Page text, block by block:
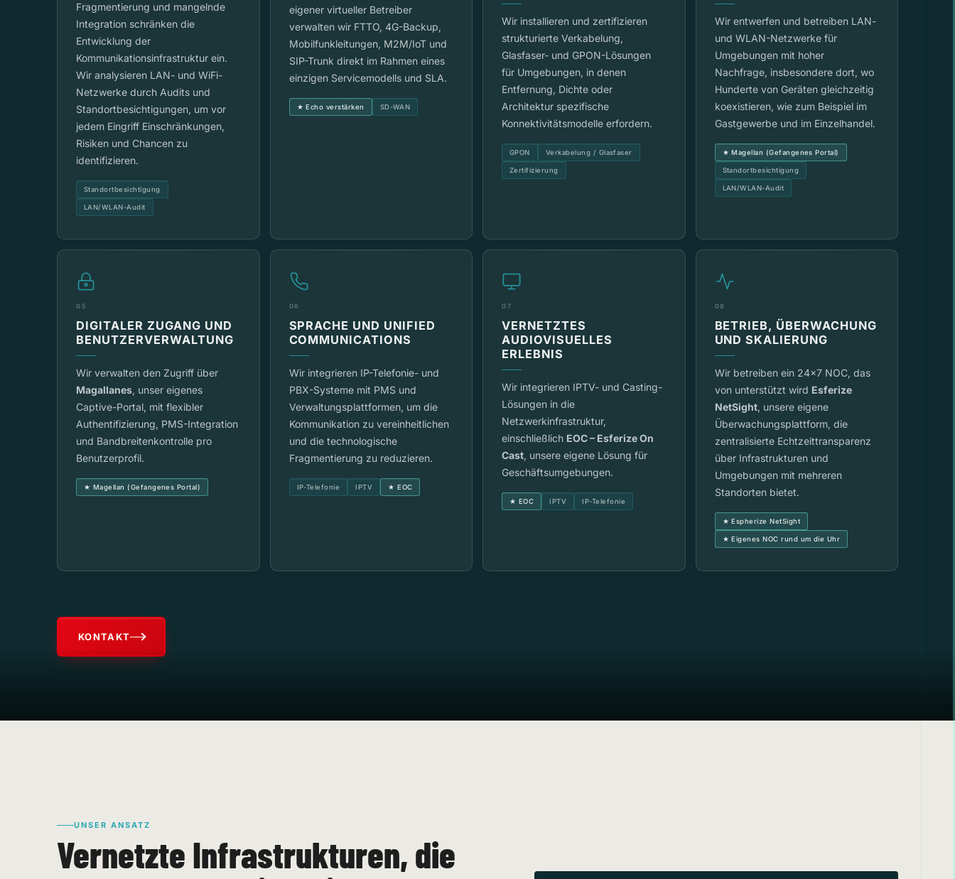
Fragmentierung und mangelnde
Integration schränken die
Entwicklung der
Kommunikationsinfrastruktur ein.
Wir analysieren LAN- und WiFi-
Netzwerke durch Audits und
Standortbesichtigungen, um vor
jedem Eingriff Einschränkungen,
Risiken und Chancen zu
identifizieren.
Standortbesichtigung
LAN/WLAN-Audit
eigener virtueller Betreiber
verwalten wir FTTO, 4G-Backup,
Mobilfunkleitungen, M2M/IoT und
SIP-Trunk direkt im Rahmen eines
einzigen Servicemodells und SLA.
★ Echo verstärken SD-WAN
Wir installieren und zertifizieren
strukturierte Verkabelung,
Glasfaser- und GPON-Lösungen
für Umgebungen, in denen
Entfernung, Dichte oder
Architektur spezifische
Konnektivitätsmodelle erfordern.
GPON Verkabelung / Glasfaser
Zertifizierung
Wir entwerfen und betreiben LAN-
und WLAN-Netzwerke für
Umgebungen mit hoher
Nachfrage, insbesondere dort, wo
Hunderte von Geräten gleichzeitig
koexistieren, wie zum Beispiel im
Gastgewerbe und im Einzelhandel.
★ Magellan (Gefangenes Portal)
Standortbesichtigung
LAN/WLAN-Audit
05
DIGITALER ZUGANG UND
BENUTZERVERWALTUNG
Wir verwalten den Zugriff über
Magallanes, unser eigenes
Captive-Portal, mit flexibler
Authentifizierung, PMS-Integration
und Bandbreitenkontrolle pro
Benutzerprofil.
★ Magellan (Gefangenes Portal)
06
SPRACHE UND UNIFIED
COMMUNICATIONS
Wir integrieren IP-Telefonie- und
PBX-Systeme mit PMS und
Verwaltungsplattformen, um die
Kommunikation zu vereinheitlichen
und die technologische
Fragmentierung zu reduzieren.
IP-Telefonie IPTV ★ EOC
07
VERNETZTES
AUDIOVISUELLES
ERLEBNIS
Wir integrieren IPTV- und Casting-
Lösungen in die
Netzwerkinfrastruktur,
einschließlich EOC – Esferize On
Cast, unsere eigene Lösung für
Geschäftsumgebungen.
★ EOC IPTV IP-Telefonie
08
BETRIEB, ÜBERWACHUNG
UND SKALIERUNG
Wir betreiben ein 24x7 NOC, das
von unterstützt wird Esferize
NetSight, unsere eigene
Überwachungsplattform, die
zentralisierte Echtzeittransparenz
über Infrastrukturen und
Umgebungen mit mehreren
Standorten bietet.
★ Espherize NetSight
★ Eigenes NOC rund um die Uhr
KONTAKT
UNSER ANSATZ
Vernetzte Infrastrukturen, die